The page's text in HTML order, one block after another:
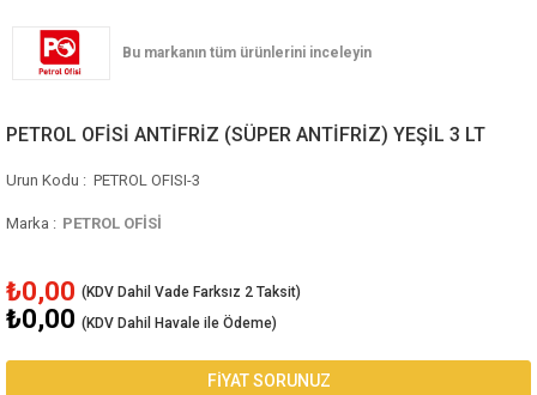
PETROL OFİSİ ANTİFRİZ (SÜPER ANTİFRİZ) YEŞİL 3 LT
PETROL OFISI-3
Marka : PETROL OFİSİ
₺0,00
₺0,00 (KDV Dahil Havale ile Ödeme)
FİYAT SORUNUZ